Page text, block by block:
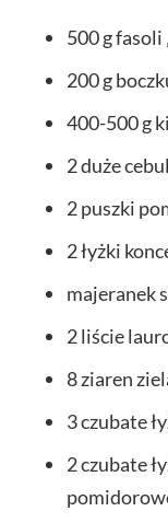
500 g fasoli
200 g
400-500 g
2 duże
2 puszki
2 łyżki
majeranek
2 liście
8 ziaren
3 czubate
2 czubate